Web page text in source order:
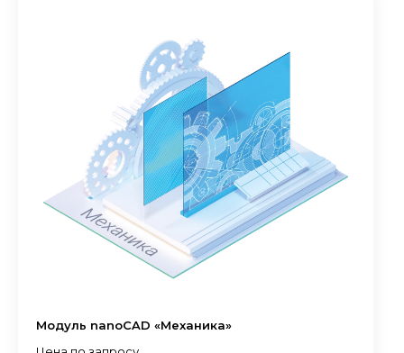
Модуль nanoCAD «Механика»